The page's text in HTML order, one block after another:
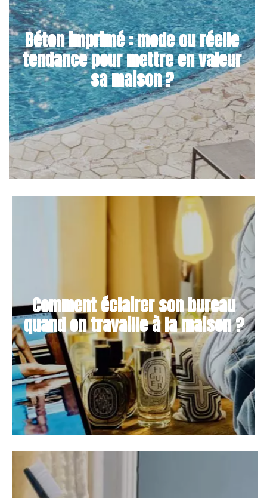
Béton imprimé : mode ou réelle
tendance pour mettre en valeur
sa maison ?
Comment éclairer son bureau
quand on travaille à la maison ?